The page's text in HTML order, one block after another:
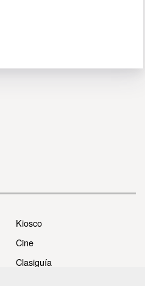
Kiosco
Cine
Clasiguía